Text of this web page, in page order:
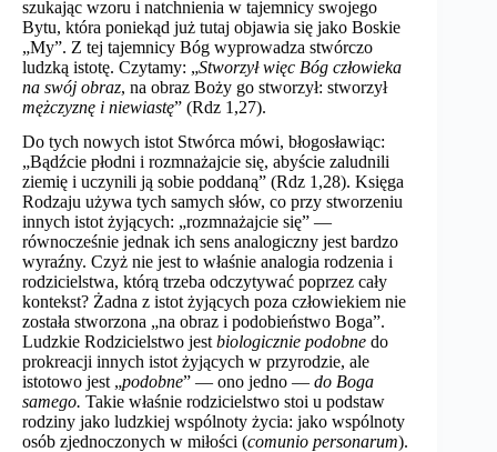
szukając wzoru i natchnienia w tajemnicy swojego
Bytu, która poniekąd już tutaj objawia się jako Boskie
„My”. Z tej tajemnicy Bóg wyprowadza stwórczo
ludzką istotę. Czytamy: „Stworzył więc Bóg człowieka
na swój obraz, na obraz Boży go stworzył: stworzył
mężczyznę i niewiastę” (Rdz 1,27).
Do tych nowych istot Stwórca mówi, błogosławiąc:
„Bądźcie płodni i rozmnażajcie się, abyście zaludnili
ziemię i uczynili ją sobie poddaną” (Rdz 1,28). Księga
Rodzaju używa tych samych słów, co przy stworzeniu
innych istot żyjących: „rozmnażajcie się” —
równocześnie jednak ich sens analogiczny jest bardzo
wyraźny. Czyż nie jest to właśnie analogia rodzenia i
rodzicielstwa, którą trzeba odczytywać poprzez cały
kontekst? Żadna z istot żyjących poza człowiekiem nie
została stworzona „na obraz i podobieństwo Boga”.
Ludzkie Rodzicielstwo jest biologicznie podobne do
prokreacji innych istot żyjących w przyrodzie, ale
istotowo jest „podobne” — ono jedno — do Boga
samego. Takie właśnie rodzicielstwo stoi u podstaw
rodziny jako ludzkiej wspólnoty życia: jako wspólnoty
osób zjednoczonych w miłości (comunio personarum).